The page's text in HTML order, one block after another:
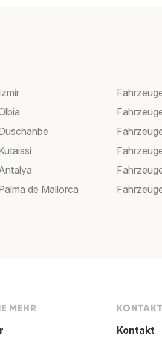
de Mallorca
MEHR KONTAKT
Kontakt